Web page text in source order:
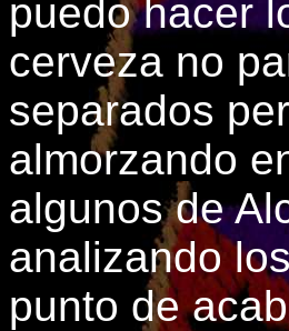
puedo hacer
cerveza no
separados
almorzando
algunos de
analizando
punto de